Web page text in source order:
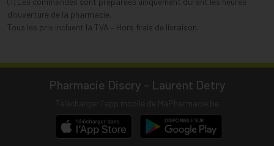
d’ouverture de la pharmacie.
Tous les prix incluent la TVA – Hors frais de livraison.
Pharmacie Discry - Laurent Detry